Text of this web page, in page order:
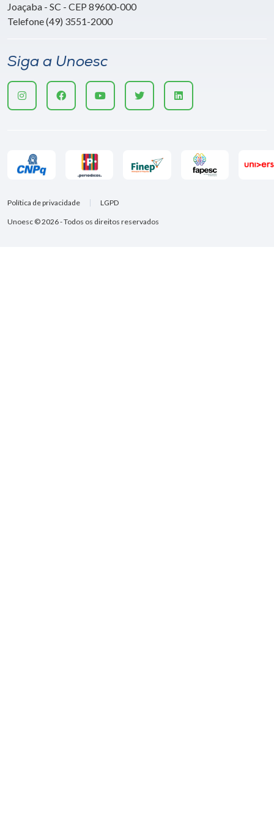
Joaçaba - SC - CEP 89600-000
Telefone (49) 3551-2000
Siga a Unoesc
Unoesc © 2026 - Todos os direitos reservados
Política de privacidade LGPD